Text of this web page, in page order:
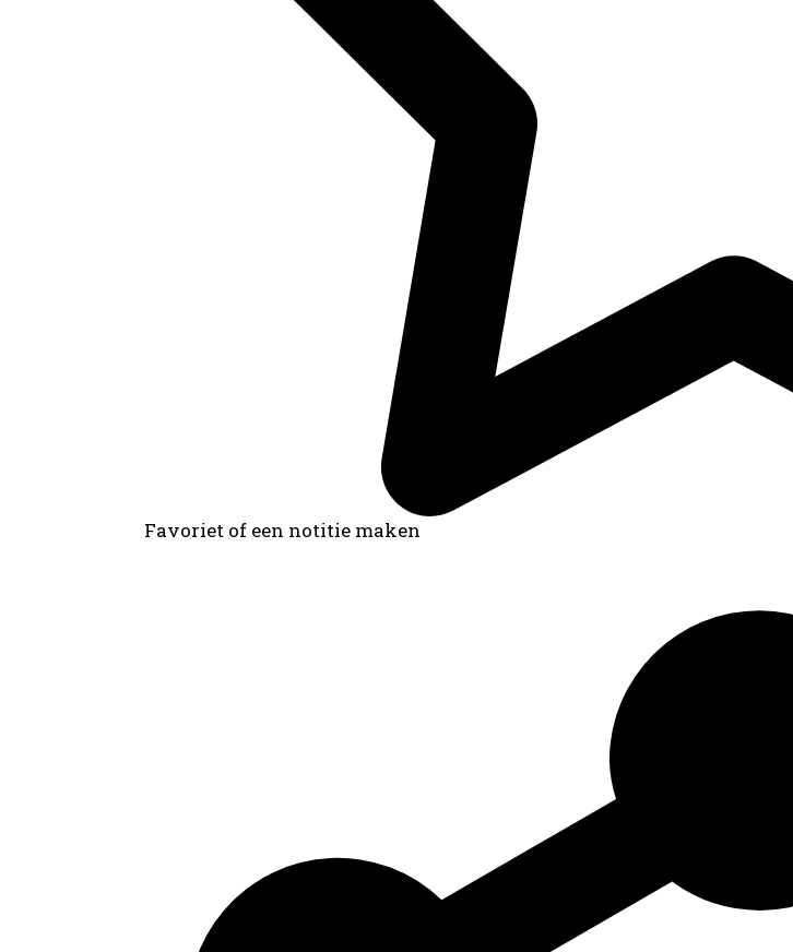
Favoriet of een notitie maken